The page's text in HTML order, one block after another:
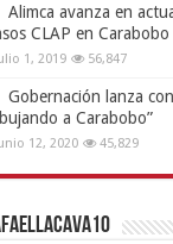
Alimca avanza en
CLAP en Carabobo
1, 2019 56,847
Gobernación lanza
a Carabobo”
12, 2020 45,829